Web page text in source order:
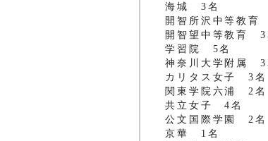
海城 3名
開智所沢中等教育
開智望中等教育 3
学習院 5名
神奈川大学附属 3
カリタス女子 3名
関東学院六浦 2名
共立女子 4名
公文国際学園 2名
京華 1名